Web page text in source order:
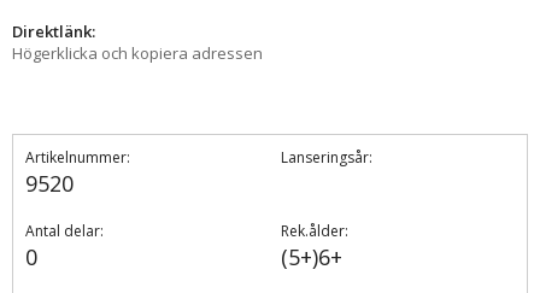
Direktlänk:
Högerklicka och kopiera adressen
Artikelnummer:
9520
Lanseringsår:
Antal delar:
0
Rek.ålder:
(5+)6+